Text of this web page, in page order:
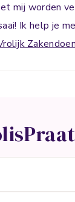
mij worden
Ik help je